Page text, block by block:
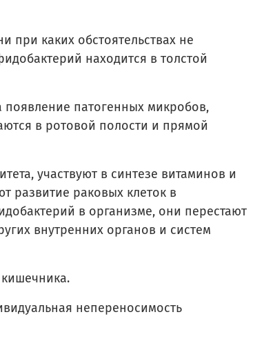
каких обстоятельствах не
находится в толстой
появление патогенных микробов,
в ротовой полости и прямой
участвуют в синтезе витаминов и
развитие раковых клеток в
в организме, они перестают
внутренних органов и систем
непереносимость